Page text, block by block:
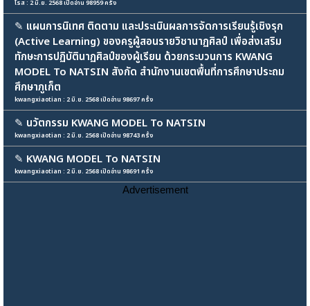
โรส : 2 มิ.ย. 2568 เปิดอ่าน 98959 ครั้ง
✎ แผนการนิเทศ ติดตาม และประเมินผลการจัดการเรียนรู้เชิงรุก
(Active Learning) ของครูผู้สอนรายวิชานาฏศิลป์ เพื่อส่งเสริม
ทักษะการปฏิบัตินาฏศิลป์ของผู้เรียน ด้วยกระบวนการ KWANG
MODEL To NATSIN สังกัด สำนักงานเขตพื้นที่การศึกษาประถม
ศึกษาภูเก็ต
kwangxiaotian : 2 มิ.ย. 2568 เปิดอ่าน 98697 ครั้ง
✎ นวัตกรรม KWANG MODEL To NATSIN
kwangxiaotian : 2 มิ.ย. 2568 เปิดอ่าน 98743 ครั้ง
✎ KWANG MODEL To NATSIN
kwangxiaotian : 2 มิ.ย. 2568 เปิดอ่าน 98691 ครั้ง
Advertisement